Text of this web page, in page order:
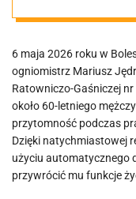
6 maja 2026 roku w
ogniomistrz Mariusz
Ratowniczo-Gaśniczej nr
około 60-letniego
przytomność podczas
Dzięki natychmiastowej
użyciu automatycznego
przywrócić mu funkcje